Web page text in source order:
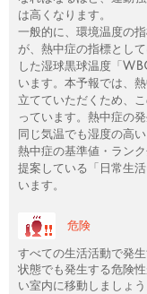
は高くなります。
一般的に、環境温度の
が、熱中症の指標とし
した湿球黒球温度「
います。本予報では、
立てていただくため、
っています。熱中症の
同じ気温でも湿度の高
熱中症の基準値・ラン
提案している「日常生
います。
危険
すべての生活活動で発
状態でも発生する危険
い室内に移動しましょう